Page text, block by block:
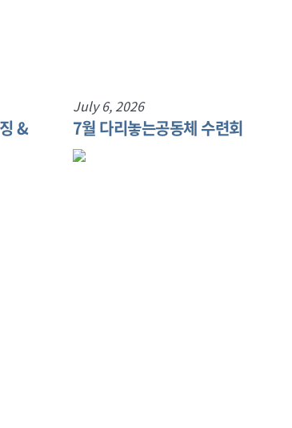
&
July 6, 2026
7월 다리놓는공동체 수련회